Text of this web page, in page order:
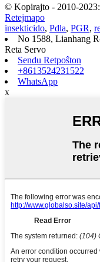
© Kopirajto - 2010-
Retejmapo
insekticido, Pdla, PGR,
No 1588, Lianhang
Reta Servo
Sendu Retpoŝton
+8613524231522
WhatsApp
x